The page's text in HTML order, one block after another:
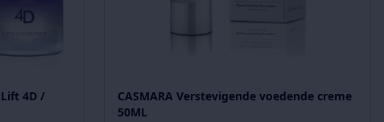
4D /
CASMARA Verstevigende voedende creme
50ML